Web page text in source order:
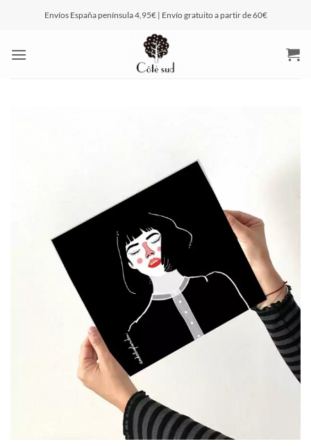
Envíos España península 4,95€ | Envío gratuito a partir de 60€